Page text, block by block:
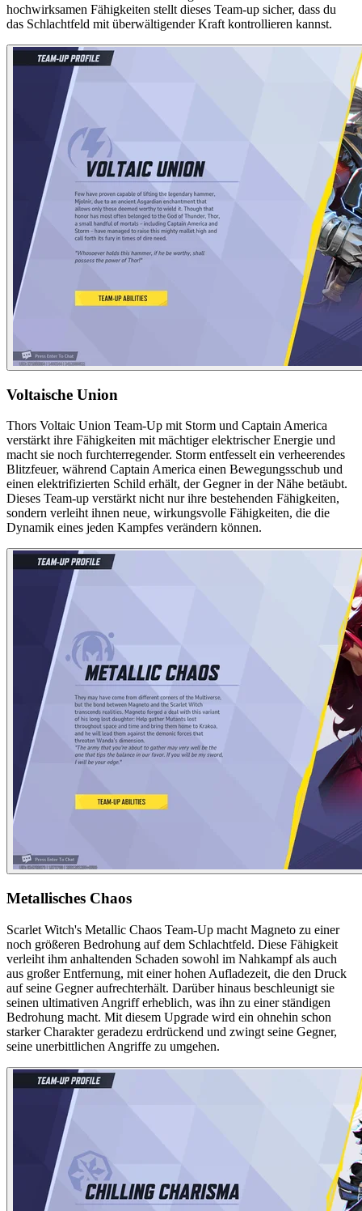
hochwirksamen Fähigkeiten stellt dieses Team-up sicher, dass du
das Schlachtfeld mit überwältigender Kraft kontrollieren kannst.
Voltaische Union
Thors Voltaic Union Team-Up mit Storm und Captain America
verstärkt ihre Fähigkeiten mit mächtiger elektrischer Energie und
macht sie noch furchterregender. Storm entfesselt ein verheerendes
Blitzfeuer, während Captain America einen Bewegungsschub und
einen elektrifizierten Schild erhält, der Gegner in der Nähe betäubt.
Dieses Team-up verstärkt nicht nur ihre bestehenden Fähigkeiten,
sondern verleiht ihnen neue, wirkungsvolle Fähigkeiten, die die
Dynamik eines jeden Kampfes verändern können.
Metallisches Chaos
Scarlet Witch's Metallic Chaos Team-Up macht Magneto zu einer
noch größeren Bedrohung auf dem Schlachtfeld. Diese Fähigkeit
verleiht ihm anhaltenden Schaden sowohl im Nahkampf als auch
aus großer Entfernung, mit einer hohen Aufladezeit, die den Druck
auf seine Gegner aufrechterhält. Darüber hinaus beschleunigt sie
seinen ultimativen Angriff erheblich, was ihn zu einer ständigen
Bedrohung macht. Mit diesem Upgrade wird ein ohnehin schon
starker Charakter geradezu erdrückend und zwingt seine Gegner,
seine unerbittlichen Angriffe zu umgehen.